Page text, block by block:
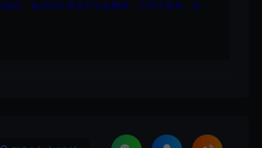
存、备份和分享所产生的费用，不用于盈利，亦